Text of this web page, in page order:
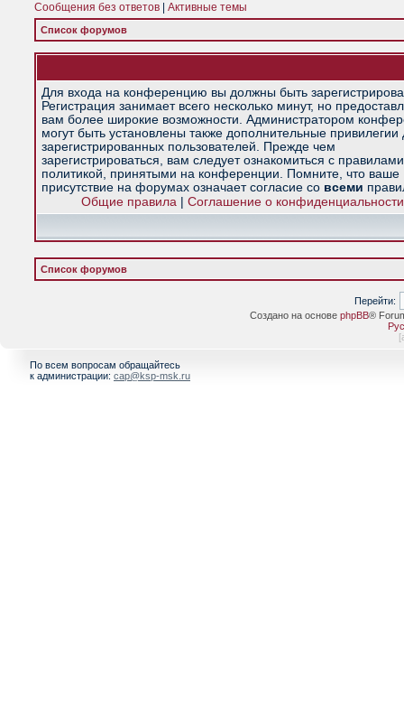
Сообщения без ответов Активные темы
Список форумов
Для входа на конференцию вы должны быть
Регистрация занимает всего несколько минут, но
вам более широкие возможности. Администратором
могут быть установлены также дополнительные привилегии
зарегистрированных пользователей. Прежде чем
зарегистрироваться, вам следует ознакомиться с
политикой, принятыми на конференции. Помните, что ваше
присутствие на форумах означает согласие со всеми
Общие правила| Соглашение о конфиденциальности
Список форумов
Перейти:
Создано на основе phpBB®
[
По всем вопросам обращайтесь
к администрации: cap@ksp-msk.ru